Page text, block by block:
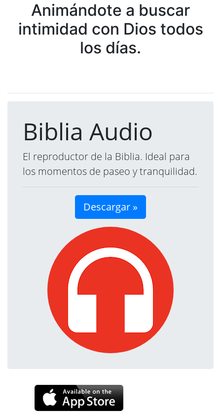
Animándote a buscar
intimidad con Dios todos
los días.
Biblia Audio
El reproductor de la Biblia. Ideal para
los momentos de paseo y tranquilidad.
Descargar »